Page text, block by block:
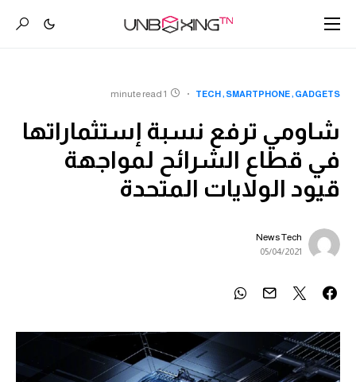
GADGETS
SMARTPHONE
TECH
1 minute read
شاومي ترفع نسبة إستثماراتها
في قطاع الشرائح لمواجهة
قيود الولايات المتحدة
News Tech
05/04/2021